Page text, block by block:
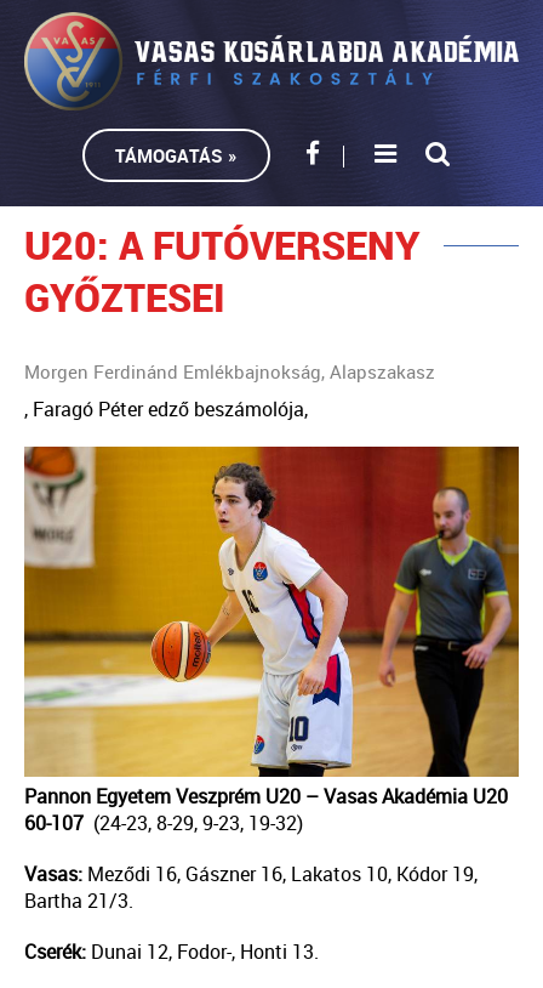
TÁMOGATÁS »
U20: A FUTÓVERSENY
GYŐZTESEI
Morgen Ferdinánd Emlékbajnokság, Alapszakasz
, Faragó Péter edző beszámolója,
Pannon Egyetem Veszprém U20 – Vasas Akadémia U20
60-107 (24-23, 8-29, 9-23, 19-32)
Vasas: Meződi 16, Gászner 16, Lakatos 10, Kódor 19,
Bartha 21/3.
Cserék: Dunai 12, Fodor-, Honti 13.